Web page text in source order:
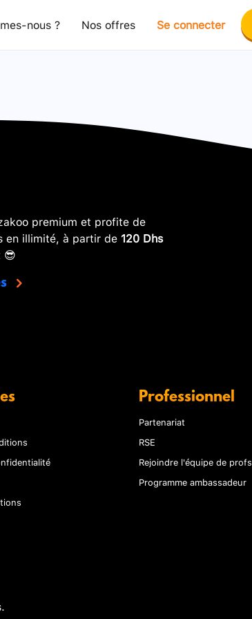
nous ? Nos offres Se connecter
premium et profite de
en illimité, à partir de 120 Dhs
Professionnel
Partenariat
RSE
Rejoindre l'équipe de profs
Programme ambassadeur